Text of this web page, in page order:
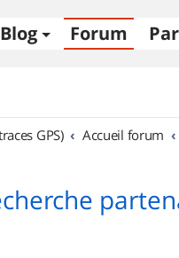
Blog Forum
GPS)
Accueil forum